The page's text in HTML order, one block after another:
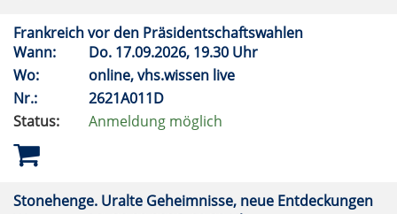
Frankreich vor den Präsidentschaftswahlen
Wann:
Do. 17.09.2026, 19.30 Uhr
Wo:
online, vhs.wissen live
Nr.:
2621A011D
Status:
Anmeldung möglich
Stonehenge. Uralte Geheimnisse, neue Entdeckungen